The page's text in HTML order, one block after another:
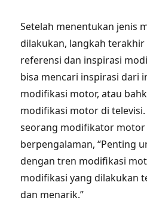
Setelah menentukan jenis
dilakukan, langkah terakhir
referensi dan inspirasi
bisa mencari inspirasi dari
modifikasi motor, atau
modifikasi motor di
seorang modifikator motor
berpengalaman, “Penting
dengan tren modifikasi
modifikasi yang dilakukan
dan menarik.”